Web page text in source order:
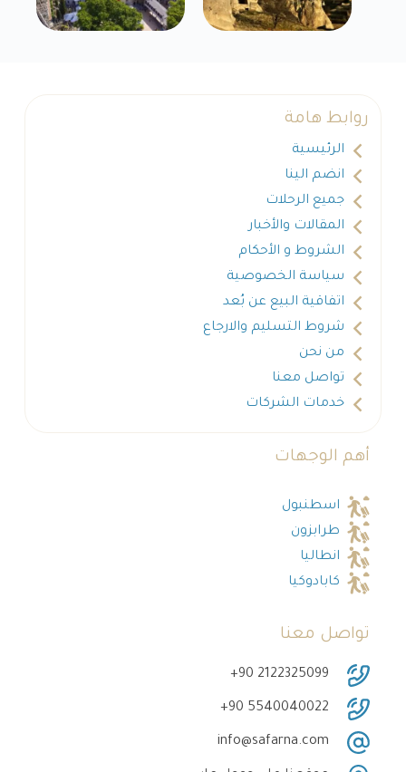
روابط هامة
الرئيسية
انضم الينا
جميع الرحلات
المقالات والأخبار
الشروط و الأحكام
سياسة الخصوصية
اتفاقية البيع عن بُعد
شروط التسليم والارجاع
من نحن
تواصل معنا
خدمات الشركات
أهم الوجهات
اسطنبول
طرابزون
انطاليا
كابادوكيا
تواصل معنا
‎+90 2122325099
‎+90 5540040022
info@safarna.com